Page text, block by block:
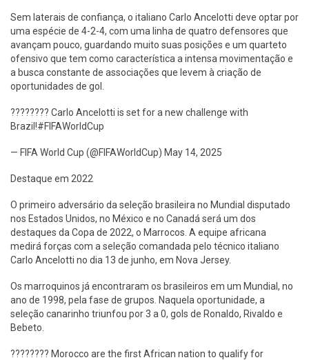
Sem laterais de confiança, o italiano Carlo Ancelotti deve optar por
uma espécie de 4-2-4, com uma linha de quatro defensores que
avançam pouco, guardando muito suas posições e um quarteto
ofensivo que tem como característica a intensa movimentação e
a busca constante de associações que levem à criação de
oportunidades de gol.
???????? Carlo Ancelotti is set for a new challenge with
Brazil!#FIFAWorldCup
— FIFA World Cup (@FIFAWorldCup) May 14, 2025
Destaque em 2022
O primeiro adversário da seleção brasileira no Mundial disputado
nos Estados Unidos, no México e no Canadá será um dos
destaques da Copa de 2022, o Marrocos. A equipe africana
medirá forças com a seleção comandada pelo técnico italiano
Carlo Ancelotti no dia 13 de junho, em Nova Jersey.
Os marroquinos já encontraram os brasileiros em um Mundial, no
ano de 1998, pela fase de grupos. Naquela oportunidade, a
seleção canarinho triunfou por 3 a 0, gols de Ronaldo, Rivaldo e
Bebeto.
???????? Morocco are the first African nation to qualify for